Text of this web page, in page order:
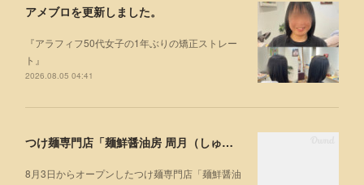
アメブロを更新しました。
『アラフィフ50代女子の1年ぶりの矯正ストレー
ト』
2026.08.05 04:41
つけ麺専門店「麺鮮醤油房 周月（しゅうげつ）」⁡ に行ってみた🍜
8月3日からオープンしたつけ麺専門店「麺鮮醤油